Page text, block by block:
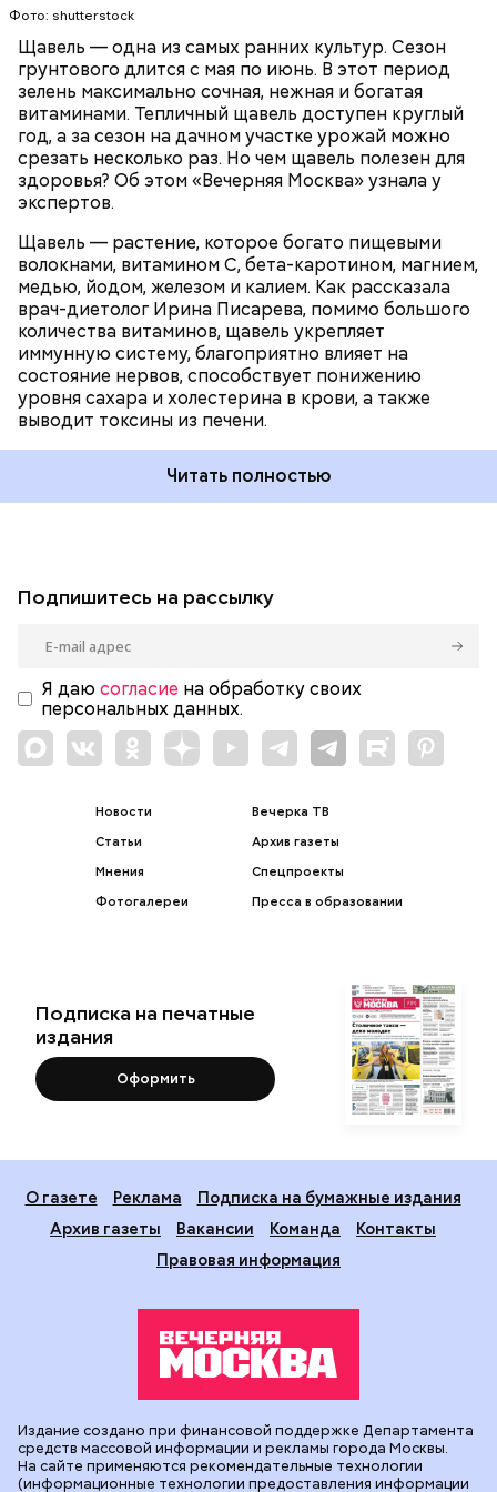
Фото: shutterstock
Щавель — одна из самых ранних культур. Сезон
грунтового длится с мая по июнь. В этот период
зелень максимально сочная, нежная и богатая
витаминами. Тепличный щавель доступен круглый
год, а за сезон на дачном участке урожай можно
срезать несколько раз. Но чем щавель полезен для
здоровья? Об этом «Вечерняя Москва» узнала у
экспертов.
Щавель — растение, которое богато пищевыми
волокнами, витамином С, бета-каротином, магнием,
медью, йодом, железом и калием. Как рассказала
врач-диетолог Ирина Писарева, помимо большого
количества витаминов, щавель укрепляет
иммунную систему, благоприятно влияет на
состояние нервов, способствует понижению
уровня сахара и холестерина в крови, а также
выводит токсины из печени.
которая может способствовать образованию
Читать полностью
ЗДОРОВЬЕ ВРАЧИ
РАСТЕНИЯ
ПРОДУКТЫ
Подпишитесь на рассылку
Я даю согласие на обработку своих
персональных данных.
Новости
Статьи
Мнения
Фотогалереи
Вечерка ТВ
Архив газеты
Спецпроекты
Пресса в образовании
Подписка на печатные
издания
Оформить
О газете Реклама
Подписка на бумажные издания
Архив газеты
Вакансии Команда
Контакты
Правовая информация
Издание создано при финансовой поддержке Департамента
средств массовой информации и рекламы города Москвы.
На сайте применяются рекомендательные технологии
(информационные технологии предоставления информации